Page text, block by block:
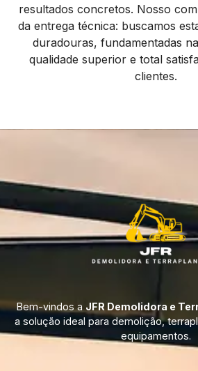
resultados concretos. Nosso
da entrega técnica: buscamos
duradouras, fundamentadas
qualidade superior e total
clientes.
Bem-vindos a JFR Demolidora e
a solução ideal para demolição,
equipamentos.